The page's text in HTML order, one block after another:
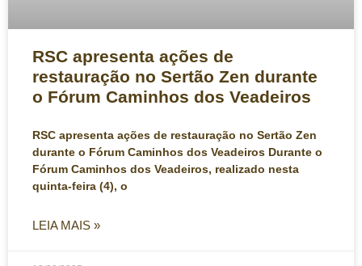
RSC apresenta ações de
restauração no Sertão Zen durante
o Fórum Caminhos dos Veadeiros
RSC apresenta ações de restauração no Sertão Zen
durante o Fórum Caminhos dos Veadeiros Durante o
Fórum Caminhos dos Veadeiros, realizado nesta
quinta-feira (4), o
LEIA MAIS »